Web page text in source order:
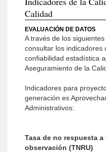
Calidad
EVALUACIÓN DE DATOS
A través de los
consultar los indicadores
confiabilidad estadística
Aseguramiento de la
Indicadores para
generación es
Administrativos:
Tasa de no respuesta
observación (TNRU)